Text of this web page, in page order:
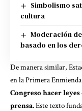
Simbolismo
cultura
Moderación
basado en los
De manera similar,
en la Primera
Congreso hacer
prensa.Este texto